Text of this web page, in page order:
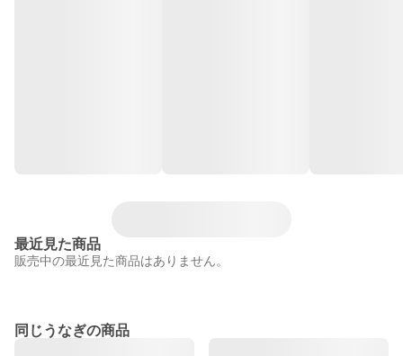
最近見た商品
販売中の最近見た商品はありません。
同じうなぎの商品